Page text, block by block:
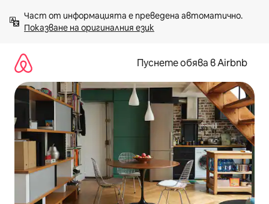
към
съдържанието
Показване на оригиналния език
Пуснете обява в Airbnb